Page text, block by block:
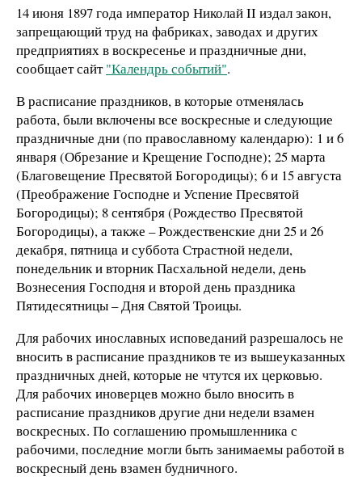
14 июня 1897 года император Николай II издал закон,
запрещающий труд на фабриках, заводах и других
предприятиях в воскресенье и праздничные дни,
сообщает сайт"Календрь событий".
В расписание праздников, в которые отменялась
работа, были включены все воскресные и следующие
праздничные дни (по православному календарю): 1 и 6
января (Обрезание и Крещение Господне); 25 марта
(Благовещение Пресвятой Богородицы); 6 и 15 августа
(Преображение Господне и Успение Пресвятой
Богородицы); 8 сентября (Рождество Пресвятой
Богородицы), а также – Рождественские дни 25 и 26
декабря, пятница и суббота Страстной недели,
понедельник и вторник Пасхальной недели, день
Вознесения Господня и второй день праздника
Пятидесятницы – Дня Святой Троицы.
Для рабочих инославных исповеданий разрешалось не
вносить в расписание праздников те из вышеуказанных
праздничных дней, которые не чтутся их церковью.
Для рабочих иноверцев можно было вносить в
расписание праздников другие дни недели взамен
воскресных. По соглашению промышленника с
рабочими, последние могли быть занимаемы работой в
воскресный день взамен будничного.